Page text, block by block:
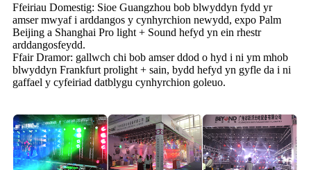
Ffeiriau Domestig: Sioe Guangzhou bob blwyddyn fydd yr
amser mwyaf i arddangos y cynhyrchion newydd, expo Palm
Beijing a Shanghai Pro light + Sound hefyd yn ein rhestr
arddangosfeydd.
Ffair Dramor: gallwch chi bob amser ddod o hyd i ni ym mhob
blwyddyn Frankfurt prolight + sain, bydd hefyd yn gyfle da i ni
gaffael y cyfeiriad datblygu cynhyrchion goleuo.